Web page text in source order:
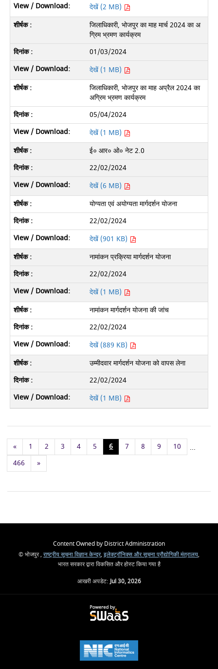
देखें (2 MB)
जिलाधिकारी, भोजपुर का माह मार्च 2024 का अ
ग्रिम भ्रमण कार्यक्रम
01/03/2024
देखें (1 MB)
जिलाधिकारी, भोजपुर का माह अप्रैल 2024 का
अग्रिम भ्रमण कार्यक्रम
05/04/2024
देखें (1 MB)
ई० आर० ओ० नेट 2.0
22/02/2024
देखें (6 MB)
योग्यता एवं अयोग्यता मार्गदर्शन योजना
22/02/2024
देखें (901 KB)
नामांकन प्रक्रिया मार्गदर्शन योजना
22/02/2024
देखें (1 MB)
नामांकन मार्गदर्शन योजना की जांच
22/02/2024
देखें (889 KB)
उम्मीदवार मार्गदर्शन योजना को वापस लेना
22/02/2024
देखें (1 MB)
« 1 2 3 4 5 6 7 8 9 10
...
466
»
Content Owned by District Administration
© भोजपुर , राष्ट्रीय सूचना विज्ञान केन्द्र, इलेक्ट्रॉनिक्स और सूचना प्रौद्योगिकी मंत्रालय,
भारत सरकार द्वारा विकसित और होस्ट किया गया है
आखरी अपडेट:Jul 30, 2026